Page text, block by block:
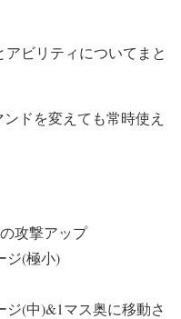
ビリティについてまと
ドを変えても常時使え
攻撃アップ
ジ(極小)
ジ(中)&1マス奥に移動さ